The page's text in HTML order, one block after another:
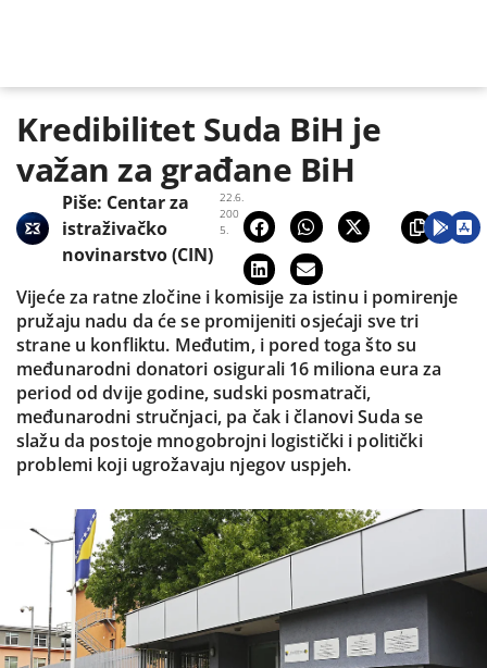
Kredibilitet Suda BiH je
važan za građane BiH
22.6.
200
5.
Piše: Centar za
istraživačko
novinarstvo (CIN)
Vijeće za ratne zločine i komisije za istinu i pomirenje
pružaju nadu da će se promijeniti osjećaji sve tri
strane u konfliktu. Međutim, i pored toga što su
međunarodni donatori osigurali 16 miliona eura za
period od dvije godine, sudski posmatrači,
međunarodni stručnjaci, pa čak i članovi Suda se
slažu da postoje mnogobrojni logistički i politički
problemi koji ugrožavaju njegov uspjeh.